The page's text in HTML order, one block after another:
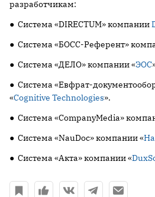
разработчикам:
● Система «DIRECTUM» компании
● Система «БОСС-Референт»
● Система «ДЕЛО» компании «ЭОС
● Система «Евфрат-
«Cognitive Technologies».
● Система «CompanyMedia»
● Система «NauDoc» компании «
● Система «Акта» компании «